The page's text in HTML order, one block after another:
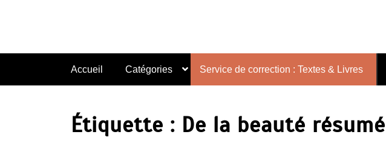
Accueil Catégories Service de correction : Textes & Livres
Étiquette : De la beauté résumé